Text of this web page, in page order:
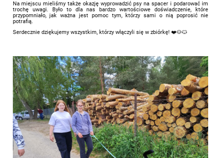
Na miejscu mieliśmy także okazję wyprowadzić psy na spacer i podarować im
trochę uwagi. Było to dla nas bardzo wartościowe doświadczenie, które
przypomniało, jak ważna jest pomoc tym, którzy sami o nią poprosić nie
potrafią.
Serdecznie dziękujemy wszystkim, którzy włączyli się w zbiórkę! ❤️🐶🐱